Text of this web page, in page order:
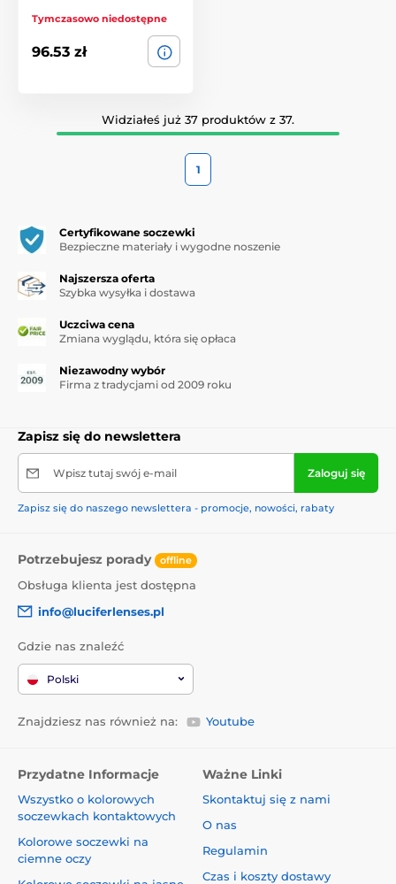
Tymczasowo niedostępne
96.53 zł
Widziałeś już 37 produktów z 37.
1
Certyfikowane soczewki
Bezpieczne materiały i wygodne noszenie
Najszersza oferta
Szybka wysyłka i dostawa
Uczciwa cena
Zmiana wyglądu, która się opłaca
Niezawodny wybór
Firma z tradycjami od 2009 roku
Zapisz się do newslettera
Wpisz tutaj swój e-mail Zaloguj się
Zapisz się do naszego newslettera - promocje, nowości, rabaty
Potrzebujesz porady offline
Obsługa klienta jest dostępna
info@luciferlenses.pl
Gdzie nas znaleźć
Polski
Znajdziesz nas również na: Youtube
Przydatne Informacje
Wszystko o kolorowych
soczewkach kontaktowych
Kolorowe soczewki na
ciemne oczy
Ważne Linki
Skontaktuj się z nami
O nas
Regulamin
Czas i koszty dostawy